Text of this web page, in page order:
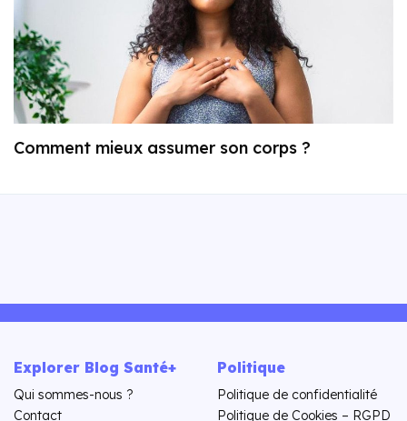
Comment mieux assumer son corps ?
Explorer Blog Santé+
Qui sommes-nous ?
Contact
Politique
Politique de confidentialité
Politique de Cookies – RGPD